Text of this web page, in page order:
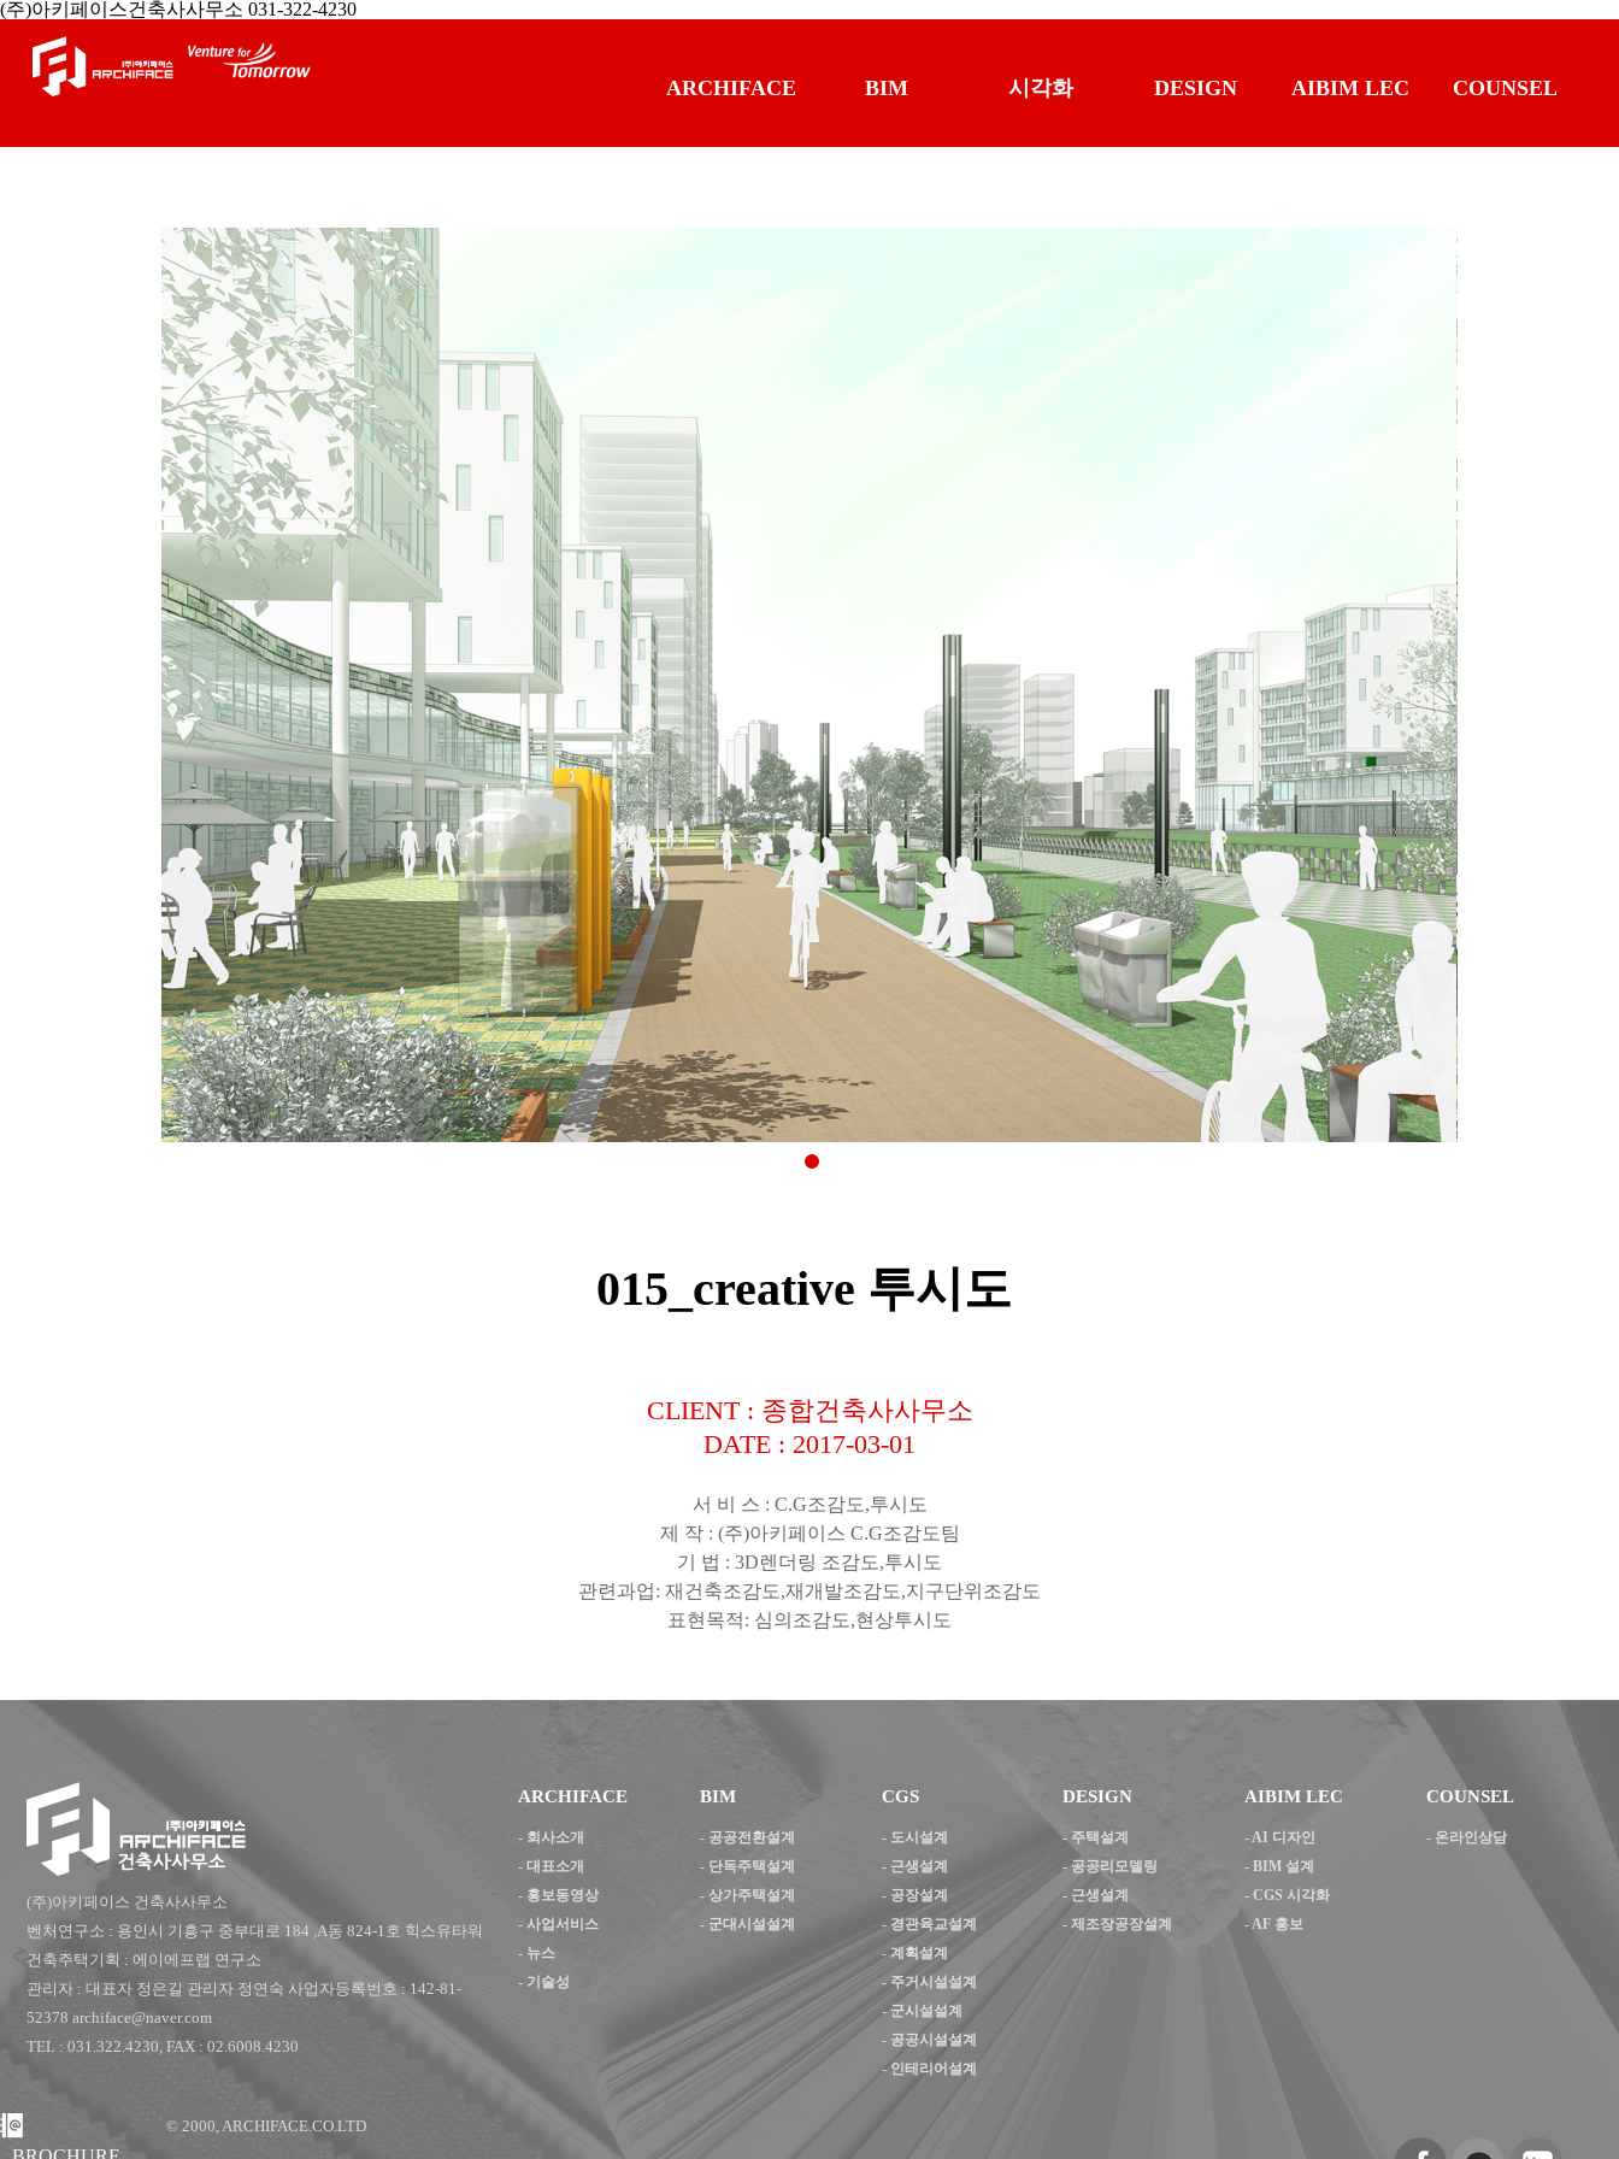
(주)아키페이스건축사사무소 031-322-4230
ARCHIFACE BIM 시각화 DESIGN AIBIM LEC COUNSEL
015_creative 투시도
CLIENT : 종합건축사사무소
DATE : 2017-03-01
서 비 스 : C.G조감도,투시도
제 작 : (주)아키페이스 C.G조감도팀
기 법 : 3D렌더링 조감도,투시도
관련과업: 재건축조감도,재개발조감도,지구단위조감도
표현목적: 심의조감도,현상투시도
(주)아키페이스 건축사사무소
벤처연구소 : 용인시 기흥구 중부대로 184 ,A동 824-1호 힉스유타워
건축주택기획 : 에이에프랩 연구소
관리자 : 대표자 정은길 관리자 정연숙 사업자등록번호 : 142-81-
52378 archiface@naver.com
TEL : 031.322.4230, FAX : 02.6008.4230
© 2000, ARCHIFACE.CO.LTD
ARCHIFACE
- 회사소개
- 대표소개
- 홍보동영상
- 사업서비스
- 뉴스
- 기술성
BIM
- 공공전환설계
- 단독주택설계
- 상가주택설계
- 군대시설설계
CGS
- 도시설계
- 근생설계
- 공장설계
- 경관육교설계
- 계획설계
- 주거시설설계
- 군시설설계
- 공공시설설계
- 인테리어설계
DESIGN
- 주택설계
-공공리모델링
- 근생설계
-제조장공장설계
AIBIM LEC
- AI 디자인
-BIM 설계
-CGS 시각화
- AF 홍보
COUNSEL
- 온라인상담